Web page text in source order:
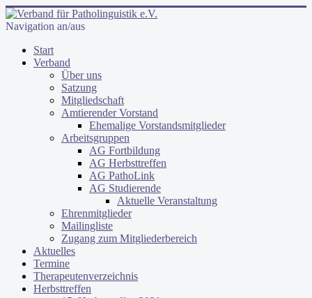
Navigation an/aus
Start
Verband
Über uns
Satzung
Mitgliedschaft
Amtierender Vorstand
Ehemalige Vorstandsmitglieder
Arbeitsgruppen
AG Fortbildung
AG Herbsttreffen
AG PathoLink
AG Studierende
Aktuelle Veranstaltung
Ehrenmitglieder
Mailingliste
Zugang zum Mitgliederbereich
Aktuelles
Termine
Therapeutenverzeichnis
Herbsttreffen